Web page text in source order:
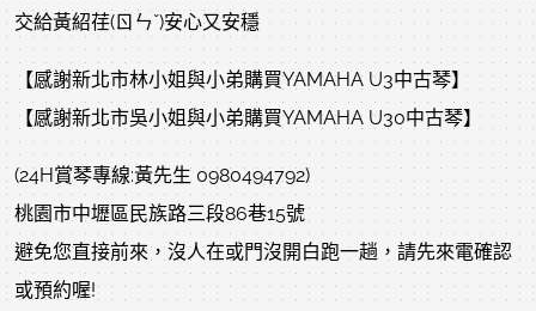
交給黃紹荏(ㄖㄣˇ)安心又安穩
【感謝新北市林小姐與小弟購買YAMAHA U3中古琴】
【感謝新北市吳小姐與小弟購買YAMAHA U30中古琴】
(24H賞琴專線:黃先生 0980494792)
桃園市中壢區民族路三段86巷15號
避免您直接前來，沒人在或門沒開白跑一趟，請先來電確認
或預約喔!